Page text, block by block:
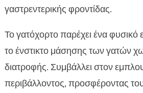
γαστρεντερικής φροντίδας.
Το γατόχορτο παρέχει ένα φυσικό
το ένστικτο μάσησης των γατών
διατροφής. Συμβάλλει στον
περιβάλλοντος, προσφέροντας